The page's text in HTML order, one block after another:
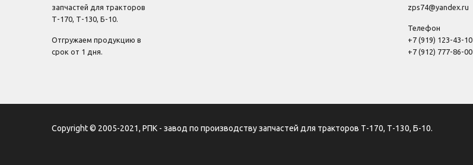
запчастей для тракторов
Т-170, Т-130, Б-10.
Отгружаем продукцию в
срок от 1 дня.
zps74@yandex.ru
Телефон
+7 (919) 123-43-10
+7 (912) 777-86-00
Copyright © 2005-2021, РПК - завод по производству запчастей для тракторов Т-170, Т-130, Б-10.